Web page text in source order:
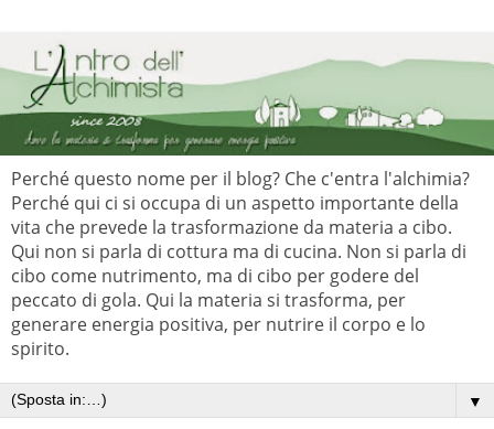
Perché questo nome per il blog? Che c'entra l'alchimia?
Perché qui ci si occupa di un aspetto importante della
vita che prevede la trasformazione da materia a cibo.
Qui non si parla di cottura ma di cucina. Non si parla di
cibo come nutrimento, ma di cibo per godere del
peccato di gola. Qui la materia si trasforma, per
generare energia positiva, per nutrire il corpo e lo
spirito.
▼